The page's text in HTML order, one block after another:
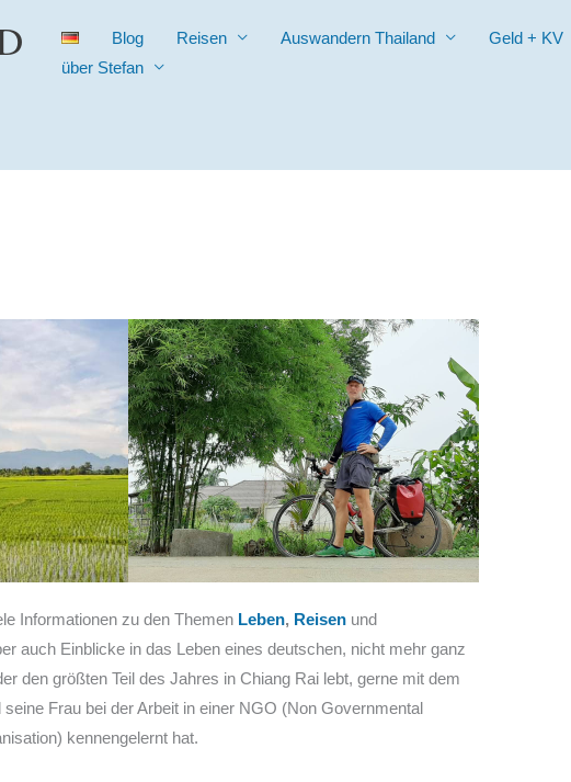
Blog Reisen Auswandern Thailand Geld + KV
über Stefan
Informationen zu den Themen Leben, Reisen und
auch Einblicke in das Leben eines deutschen, nicht mehr ganz
den größten Teil des Jahres in Chiang Rai lebt, gerne mit dem
Frau bei der Arbeit in einer NGO (Non Governmental
kennengelernt hat.